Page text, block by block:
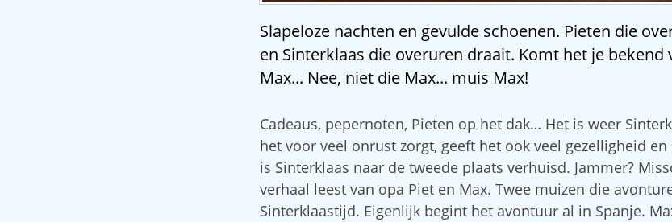
Slapeloze nachten en gevulde schoenen. Pieten die
en Sinterklaas die overuren draait. Komt het je bekend
Max... Nee, niet die Max... muis Max!
Cadeaus, pepernoten, Pieten op het dak… Het is weer
het voor veel onrust zorgt, geeft het ook veel gezelligheid
is Sinterklaas naar de tweede plaats verhuisd. Jammer?
verhaal leest van opa Piet en Max. Twee muizen die
Sinterklaastijd. Eigenlijk begint het avontuur al in Spanje.